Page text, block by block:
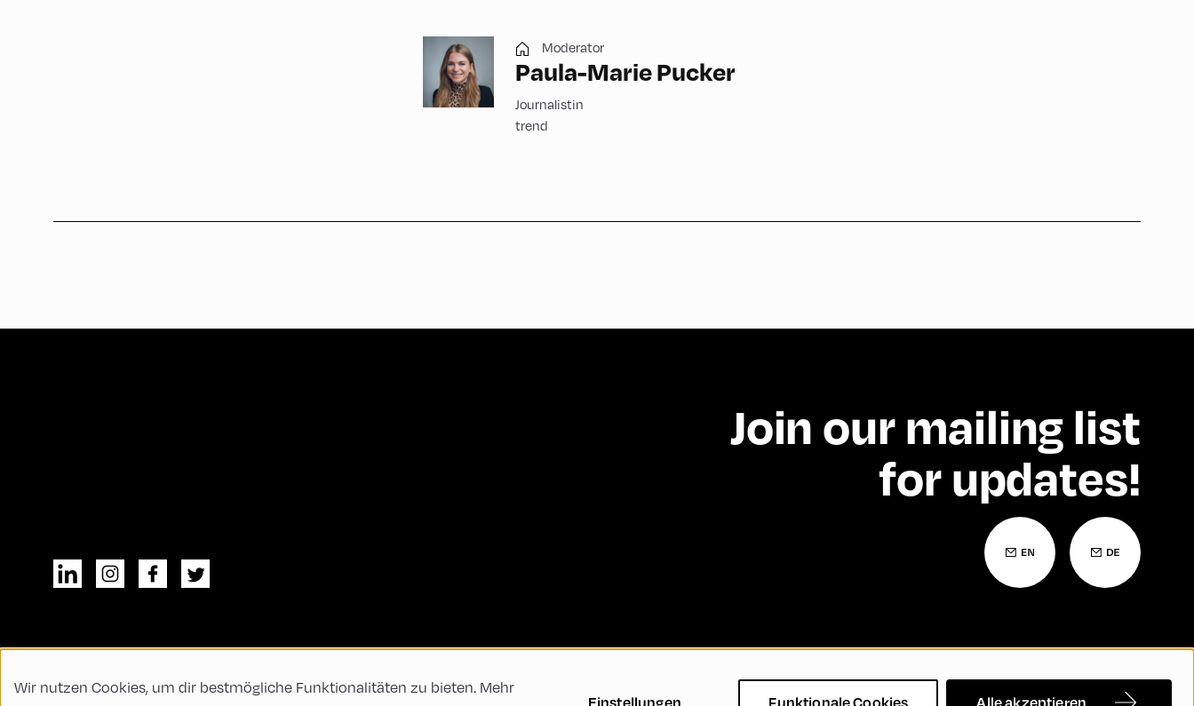
Moderator
Paula-Marie Pucker
Journalistin
trend
Join our mailing list
for updates!
© All rights reserved Allgemeine Geschäftsbedingungen
FAQs
Wir nutzen Cookies, um dir bestmögliche Funktionalitäten zu bieten. Mehr
Einstellungen Funktionale Cookies Alle akzeptieren